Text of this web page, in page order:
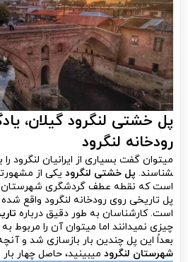
پل خشتی لنگرود گیلان،
رودخانه لنگرود
شناسند. پل خشتی لنگرود یکی از
است که نقطه عطف گردشگری شهرستان
پل تاریخی روی رودخانه لنگرود واقع
است. کارشناسان به طور دقیق درباره
چیزی نمی­دانند اما می­توان آن را مربوط
بعداً این پل چندین بار بازسازی شد و
شهرستان لنگرود می­بینید، حاصل چهار